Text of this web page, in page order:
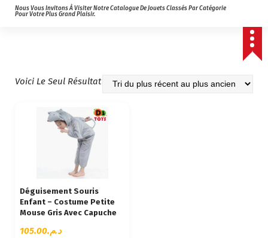
Nous Vous Invitons À Visiter Notre Catalogue De Jouets Classés Par Catégorie
Pour Votre Plus Grand Plaisir.
Voici Le Seul Résultat
Déguisement Souris
Enfant – Costume Petite
Mouse Gris Avec Capuche
د.م.105.00